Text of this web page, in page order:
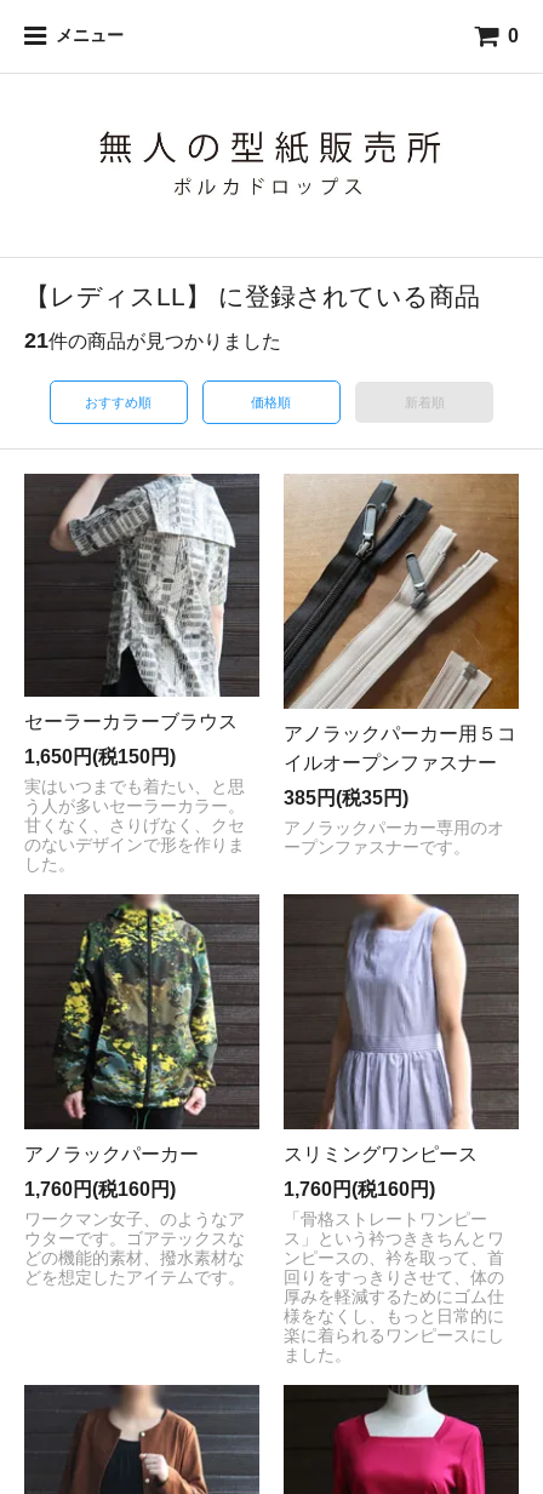
メニュー 0
【レディスLL】 に登録されている商品
21件の商品が見つかりました
おすすめ順 価格順 新着順
セーラーカラーブラウス
1,650円(税150円)
実はいつまでも着たい、と思
う人が多いセーラーカラー。
甘くなく、さりげなく、クセ
のないデザインで形を作りま
した。
アノラックパーカー用５コ
イルオープンファスナー
385円(税35円)
アノラックパーカー専用のオ
ープンファスナーです。
アノラックパーカー
1,760円(税160円)
ワークマン女子、のようなア
ウターです。ゴアテックスな
どの機能的素材、撥水素材な
どを想定したアイテムです。
スリミングワンピース
1,760円(税160円)
「骨格ストレートワンピー
ス」という衿つききちんとワ
ンピースの、衿を取って、首
回りをすっきりさせて、体の
厚みを軽減するためにゴム仕
様をなくし、もっと日常的に
楽に着られるワンピースにし
ました。